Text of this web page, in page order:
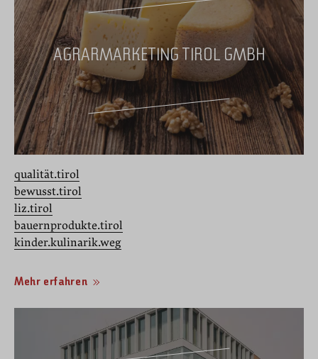
AGRARMARKETING TIROL GMBH
qualität.tirol
bewusst.tirol
liz.tirol
bauernprodukte.tirol
kinder.kulinarik.weg
Mehr erfahren